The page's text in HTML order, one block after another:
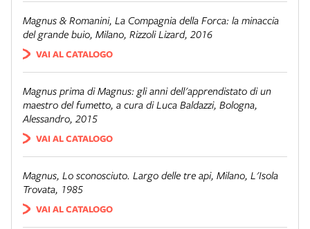
Magnus & Romanini, La Compagnia della Forca: la minaccia
del grande buio, Milano, Rizzoli Lizard, 2016
VAI AL CATALOGO
Magnus prima di Magnus: gli anni dell'apprendistato di un
maestro del fumetto, a cura di Luca Baldazzi, Bologna,
Alessandro, 2015
VAI AL CATALOGO
Magnus, Lo sconosciuto. Largo delle tre api, Milano, L'Isola
Trovata, 1985
VAI AL CATALOGO